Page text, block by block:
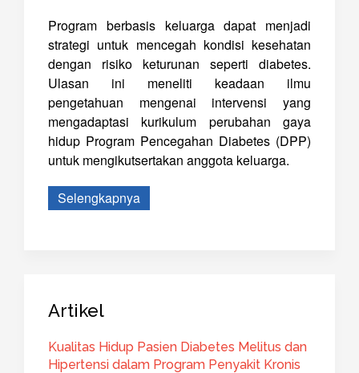
Program berbasis keluarga dapat menjadi
strategi untuk mencegah kondisi kesehatan
dengan risiko keturunan seperti diabetes.
Ulasan ini meneliti keadaan ilmu
pengetahuan mengenai intervensi yang
mengadaptasi kurikulum perubahan gaya
hidup Program Pencegahan Diabetes (DPP)
untuk mengikutsertakan anggota keluarga.
Selengkapnya
Artikel
Kualitas Hidup Pasien Diabetes Melitus dan
Hipertensi dalam Program Penyakit Kronis